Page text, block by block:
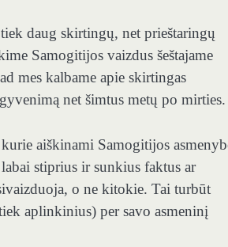
daug skirtingų, net prieštaringų
Samogitijos vaizdus šeštajame
mes kalbame apie skirtingas
net šimtus metų po mirties.
aiškinami Samogitijos
stiprius ir sunkius faktus ar
o ne kitokie. Tai turbūt
aplinkinius) per savo asmeninį